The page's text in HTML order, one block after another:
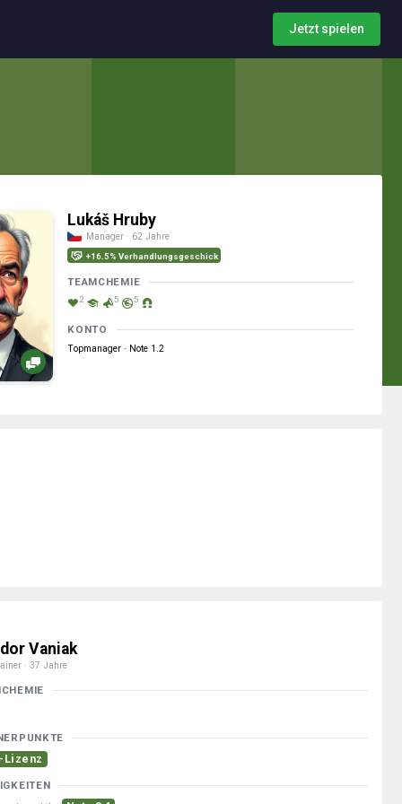
Jetzt spielen
Lukáš Hruby
Manager · 62 Jahre
+16.5% Verhandlungsgeschick
TEAMCHEMIE
2 5 5
KONTO
Topmanager · Note 1.2
Vaniak
· 37 Jahre
Lizenz